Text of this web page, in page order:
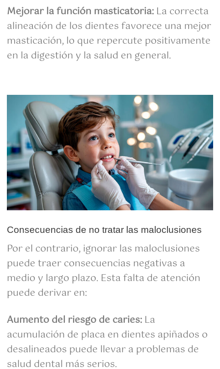
Mejorar la función masticatoria: La correcta
alineación de los dientes favorece una mejor
masticación, lo que repercute positivamente
en la digestión y la salud en general.
Consecuencias de no tratar las maloclusiones
Por el contrario, ignorar las maloclusiones
puede traer consecuencias negativas a
medio y largo plazo. Esta falta de atención
puede derivar en:
Aumento del riesgo de caries: La
acumulación de placa en dientes apiñados o
desalineados puede llevar a problemas de
salud dental más serios.